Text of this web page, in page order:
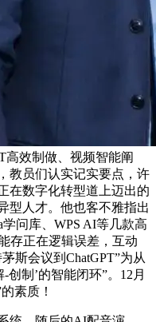
高效制做、视频智能阐
教员们认实记实要点，许
在数字化转型道上迈出的
型人才。他也客不雅指出
问库、WPS AI等几款高
存正在逻辑误差，互动
斯会议到ChatGPT”为从
制’的智能闭环”。12月
素质！